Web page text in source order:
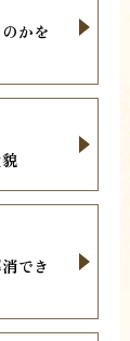
かを
でき